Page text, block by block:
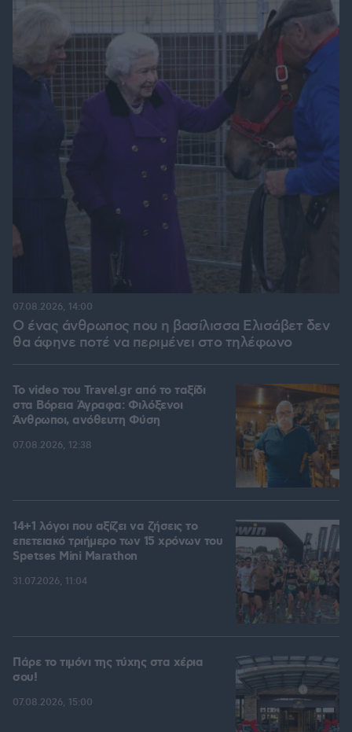
Ο ένας άνθρωπος που η βασίλισσα Ελισάβετ δεν
θα άφηνε ποτέ να περιμένει στο τηλέφωνο
07.08.2026, 14:00
To video του Travel.gr από το ταξίδι
στα Βόρεια Άγραφα: Φιλόξενοι
Άνθρωποι, ανόθευτη Φύση
07.08.2026, 12:38
14+1 λόγοι που αξίζει να ζήσεις το
επετειακό τριήμερο των 15 χρόνων του
Spetses Mini Marathon
31.07.2026, 11:04
Πάρε το τιμόνι της τύχης στα χέρια
σου!
07.08.2026, 15:00